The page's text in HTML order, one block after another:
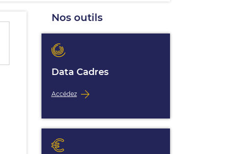
Nos outils
Data Cadres
Accédez